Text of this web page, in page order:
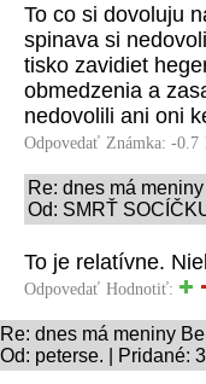
To co si dovoluju
spinava si
tisko zavidiet
obmedzenia a
nedovolili ani oni
Odpovedať Známka: -0.7
Re: dnes má
Od: SMRŤ
To je relatívne.
Odpovedať Hodnotiť:
Re: dnes má meniny
Od: peterse. | Pridané: